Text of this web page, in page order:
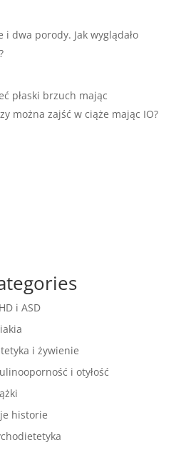
i dwa porody. Jak wyglądało
płaski brzuch mając
można zajść w ciąże mając IO?
i ASD
i żywienie
i otyłość
historie